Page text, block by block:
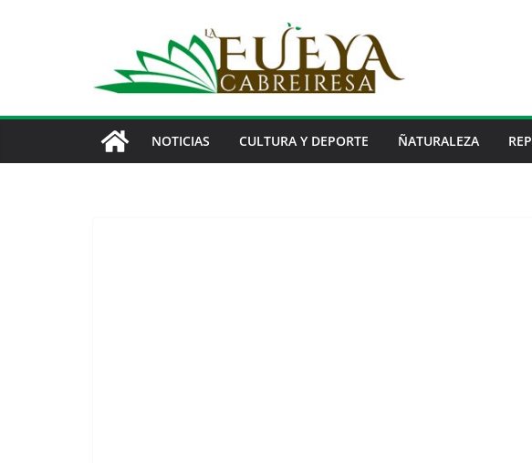
NOTICIAS CULTURA Y DEPORTE ÑATURALEZA